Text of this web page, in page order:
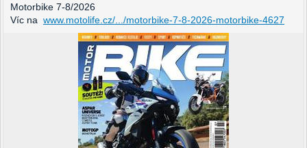
Motorbike 7-8/2026
Víc na www.motolife.cz/.../motorbike-7-8-2026-motorbike-4627